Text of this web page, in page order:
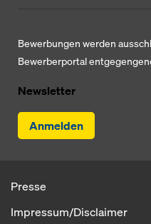
Bewerbungen werden
Bewerberportal
Newsletter
Anmelden
Presse
Impressum/Disclaimer